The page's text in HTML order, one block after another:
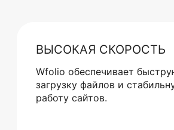
ВЫСОКАЯ СКОРОСТЬ
Wfolio обеспечивает
загрузку файлов и
работу сайтов.